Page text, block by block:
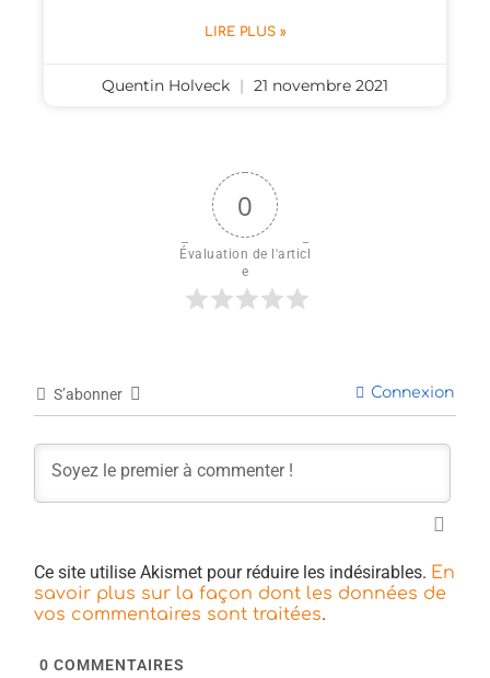
LIRE PLUS »
Quentin Holveck 21 novembre 2021
0
Évaluation de l'articl
e
S’abonner Connexion
Ce site utilise Akismet pour réduire les indésirables. En
savoir plus sur la façon dont les données de
vos commentaires sont traitées.
0 COMMENTAIRES